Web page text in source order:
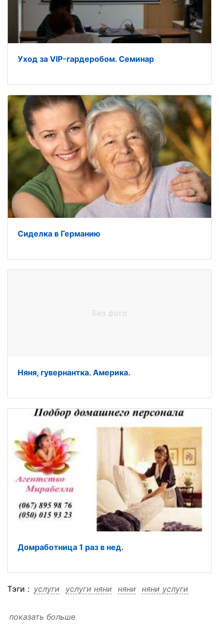
Уход за VIP-гардеробом. Семинар
Сиделка в Германию
Без фото
Няня, гувернантка. Америка.
Домработница 1 раз в нед.
Тэги : услуги услуги няни няни няни услуги
показать больше